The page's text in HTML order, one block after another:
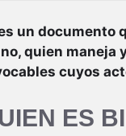
un documento
quien maneja
cuyos
ES